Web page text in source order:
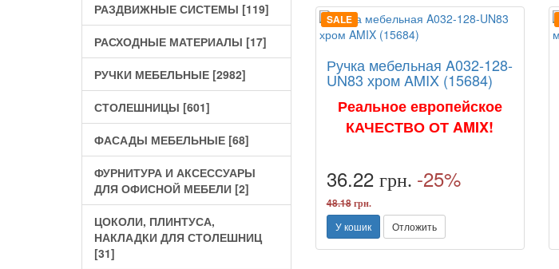
РАЗДВИЖНЫЕ СИСТЕМЫ [119]
РАСХОДНЫЕ МАТЕРИАЛЫ [17]
РУЧКИ МЕБЕЛЬНЫЕ [2982]
СТОЛЕШНИЦЫ [601]
ФАСАДЫ МЕБЕЛЬНЫЕ [68]
ФУРНИТУРА И АКСЕССУАРЫ
ДЛЯ ОФИСНОЙ МЕБЕЛИ [2]
ЦОКОЛИ, ПЛИНТУСА,
НАКЛАДКИ ДЛЯ СТОЛЕШНИЦ
[31]
SALE
Ручка мебельная A032-128-
UN83 хром AMIX (15684)
Реальное европейское
КАЧЕСТВО ОТ AMIX!
36.22 грн. -25%
48.18 грн.
У кошик Отложить